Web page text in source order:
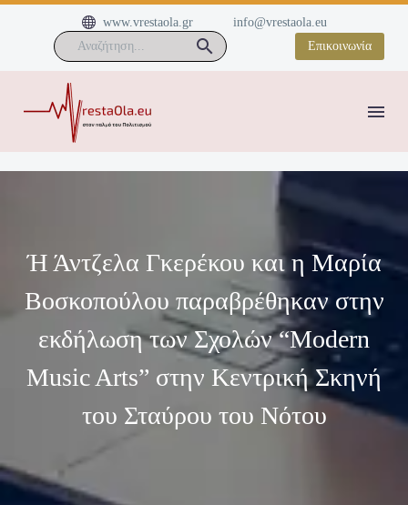

 www.vrestaola.gr
info@vrestaola.eu
Επικοινωνία
Ή Άντζελα Γκερέκου και η Μαρία
Βοσκοπούλου παραβρέθηκαν στην
εκδήλωση των Σχολών “Modern
Music Arts” στην Κεντρική Σκηνή
του Σταύρου του Νότου